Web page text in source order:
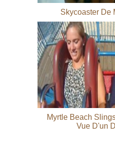
Skycoaster De
Myrtle Beach
Vue D'un